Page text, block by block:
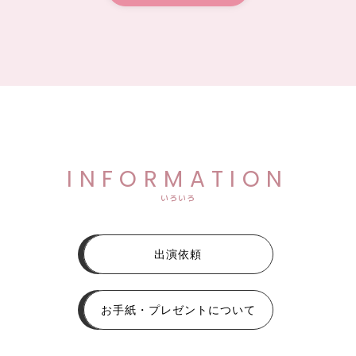
INFORMATION
いろいろ
出演依頼
お手紙・プレゼントについて